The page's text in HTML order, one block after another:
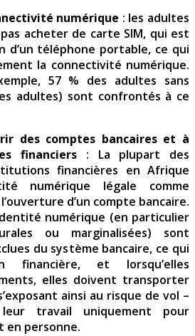
numérique : les adultes
acheter de carte SIM, qui est
d’un téléphone portable, ce qui
la connectivité numérique.
57 % des adultes sans
adultes) sont confrontés à ce
des comptes bancaires et à
financiers : La plupart des
financières en Afrique
numérique légale comme
d’un compte bancaire.
numérique (en particulier
ou marginalisées) sont
du système bancaire, ce qui
financière, et lorsqu’elles
elles doivent transporter
ainsi au risque de vol –
travail uniquement pour
en personne.